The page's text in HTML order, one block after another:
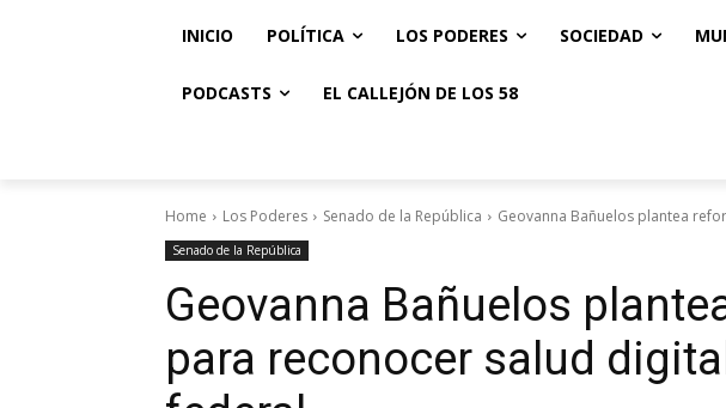
INICIO POLÍTICA LOS PODERES SOCIEDAD
PODCASTS EL CALLEJÓN DE LOS 58
Home Los Poderes Senado de la República Geovanna Bañuelos plantea
Senado de la República
Geovanna Bañuelos
para reconocer salud